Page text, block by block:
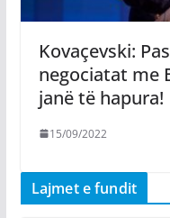
Kovaçevski:
negociatat me
janë të hapura!
15/09/2022
Lajmet e fundit